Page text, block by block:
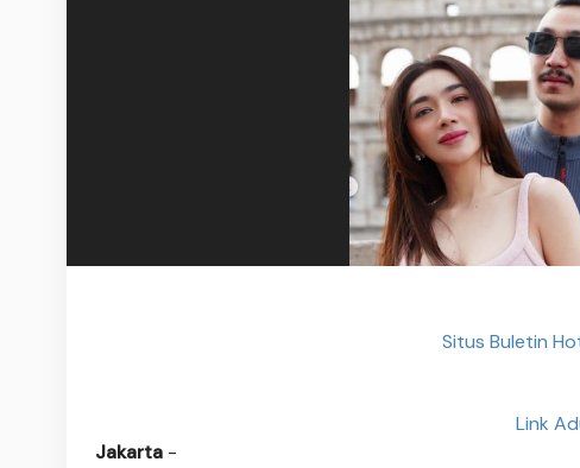
Situs Buletin
Link
Jakarta -